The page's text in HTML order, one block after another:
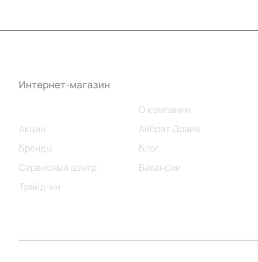
Интернет-магазин
Акции
Бренды
Сервисный центр
Трейд-ин
О компании
Айбрат Драйв
Блог
Вакансии